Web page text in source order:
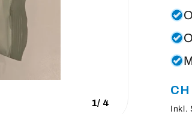
1/ 4
Inkl.